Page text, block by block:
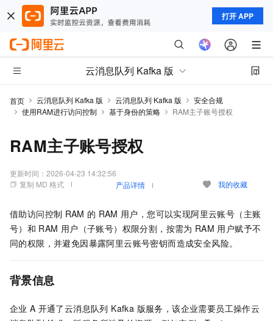
打开 APP
云消息队列 Kafka 版
首页 云消息队列 Kafka 版 云消息队列 Kafka 版
安全合规
使用RAM进行访问控制
基于身份的策略 RAM主子账号授权
RAM主子账号授权
更新时间： 2026-04-23 14:32:56
复制 MD 格式
产品详情 我的收藏
借助访问控制 RAM 的 RAM 用户，您可以实现阿里云账号（主账
号）和 RAM 用户（子账号）权限分割，按需为 RAM 用户赋予不
同的权限，并避免因暴露阿里云账号密钥而造成安全风险。
背景信息
企业 A 开通了云消息队列 Kafka 版服务，该企业需要员工操作云